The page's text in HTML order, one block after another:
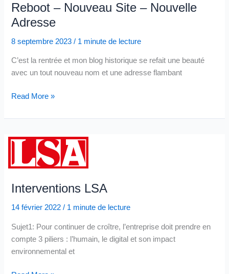
Reboot – Nouveau Site – Nouvelle
Adresse
8 septembre 2023/ 1 minute de lecture
C’est la rentrée et mon blog historique se refait une beauté
avec un tout nouveau nom et une adresse flambant
Reboot
Nouveau
–
Nouvelle
Adresse
Read More »
Interventions LSA
14 février 2022/ 1 minute de lecture
Sujet1: Pour continuer de croître, l’entreprise doit prendre en
compte 3 piliers : l’humain, le digital et son impact
environnemental et